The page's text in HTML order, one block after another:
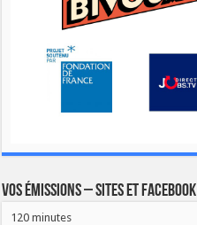
Vos émissions – Sites et Facebook
120 minutes